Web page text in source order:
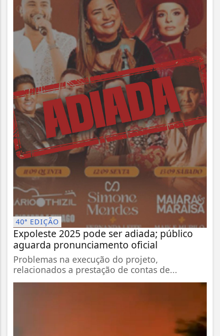
40ª EDIÇÃO
Expoleste 2025 pode ser adiada; público
aguarda pronunciamento oficial
Problemas na execução do projeto,
relacionados a prestação de contas de...